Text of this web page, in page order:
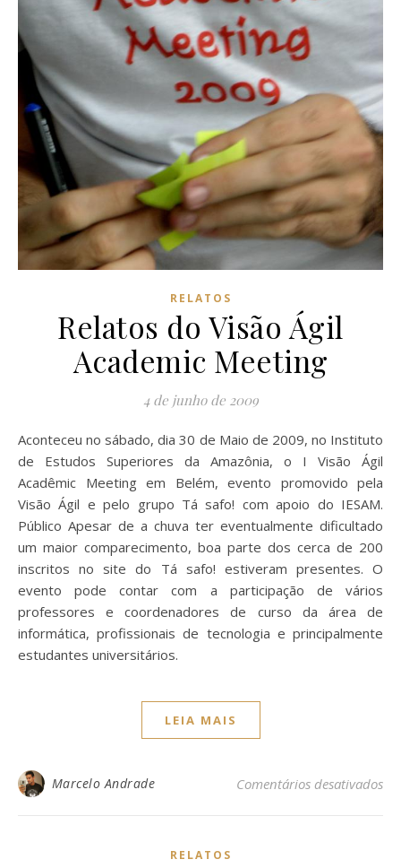
RELATOS
Relatos do Visão Ágil
Academic Meeting
4 de junho de 2009
Aconteceu no sábado, dia 30 de Maio de 2009, no Instituto
de Estudos Superiores da Amazônia, o I Visão Ágil
Acadêmic Meeting em Belém, evento promovido pela
Visão Ágil e pelo grupo Tá safo! com apoio do IESAM.
Público Apesar de a chuva ter eventualmente dificultado
um maior comparecimento, boa parte dos cerca de 200
inscritos no site do Tá safo! estiveram presentes. O
evento pode contar com a participação de vários
professores e coordenadores de curso da área de
informática, profissionais de tecnologia e principalmente
estudantes universitários.
LEIA MAIS
Marcelo Andrade Comentários desativados
RELATOS